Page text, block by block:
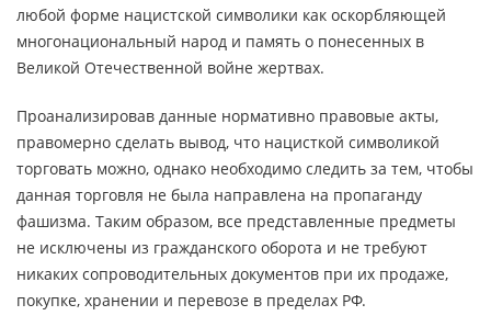
любой форме нацистской символики как оскорбляющей
многонациональный народ и память о понесенных в
Великой Отечественной войне жертвах.
Проанализировав данные нормативно правовые акты,
правомерно сделать вывод, что нацисткой символикой
торговать можно, однако необходимо следить за тем, чтобы
данная торговля не была направлена на пропаганду
фашизма. Таким образом, все представленные предметы
не исключены из гражданского оборота и не требуют
никаких сопроводительных документов при их продаже,
покупке, хранении и перевозе в пределах РФ.